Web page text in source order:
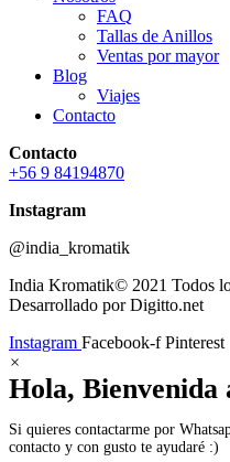
FAQ
Tallas de Anillos
Ventas por mayor
Blog
Viajes
Contacto
Contacto
+56 9 84194870
Instagram
@india_kromatik
India Kromatik© 2021 Todos
Desarrollado por Digitto.net
Instagram Facebook-f Pinterest
×
Hola,
Si quieres contactarme por
contacto y con gusto te ayudaré :)